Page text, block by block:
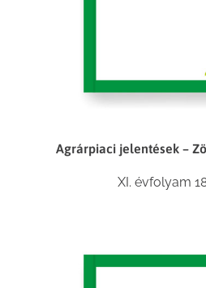
Agrárpiaci jelentések –
XI. évfolyam